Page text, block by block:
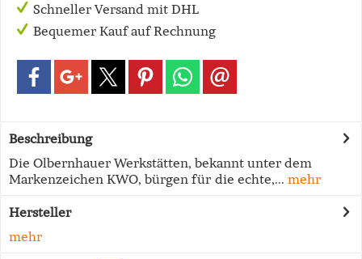
Schneller Versand mit DHL
Bequemer Kauf auf Rechnung
Beschreibung
Die Olbernhauer Werkstätten, bekannt unter dem
Markenzeichen KWO, bürgen für die echte,... mehr
Hersteller
mehr